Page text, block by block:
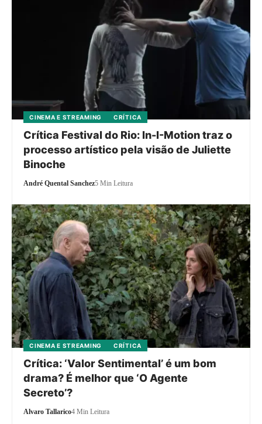
CINEMA E STREAMING CRÍTICA
Crítica Festival do Rio: In-I-Motion traz o
processo artístico pela visão de Juliette
Binoche
André Quental Sanchez5 Min Leitura
CINEMA E STREAMING CRÍTICA
Crítica: ‘Valor Sentimental’ é um bom
drama? É melhor que ‘O Agente
Secreto’?
Alvaro Tallarico4 Min Leitura